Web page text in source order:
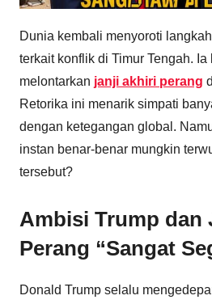
Dunia kembali menyoroti
terkait konflik di Timur Tengah. Ia
melontarkan janji akhiri perang
Retorika ini menarik simpati
dengan ketegangan global.
instan benar-benar mungkin
tersebut?
Ambisi Trump dan
Perang “Sangat
Donald Trump selalu